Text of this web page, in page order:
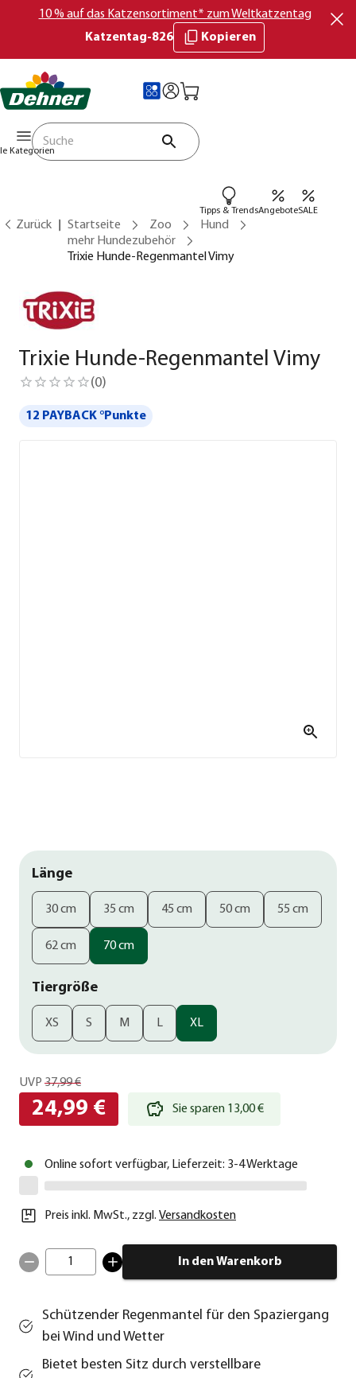
10 % auf das Katzensortiment* zum Weltkatzentag
Katzentag-826
Kopieren
Kategorien
Tipps & TrendsAngeboteSALE
Zurück Startseite Zoo
Hund
mehr Hundezubehör
Trixie Hunde-Regenmantel Vimy
Trixie Hunde-Regenmantel Vimy
(0)
12 PAYBACK °Punkte
Länge
30 cm 35 cm 45 cm 50 cm 55 cm
62 cm 70 cm
Tiergröße
XS S M L XL
UVP 37,99 €
24,99 € Sie sparen 13,00 €
Online sofort verfügbar, Lieferzeit: 3-4 Werktage
Preis inkl. MwSt., zzgl. Versandkosten
1 In den Warenkorb
Schützender Regenmantel für den Spaziergang
bei Wind und Wetter
Bietet besten Sitz durch verstellbare